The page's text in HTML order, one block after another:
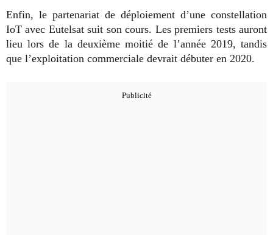
Enfin, le partenariat de déploiement d’une constellation
IoT avec Eutelsat suit son cours. Les premiers tests auront
lieu lors de la deuxième moitié de l’année 2019, tandis
que l’exploitation commerciale devrait débuter en 2020.